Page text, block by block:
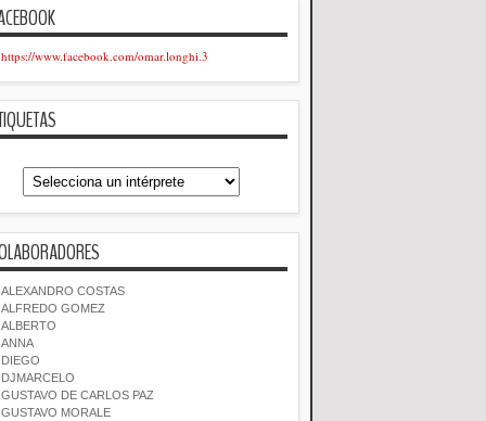
https://www.facebook.com/omar.longhi.3
ALEXANDRO COSTAS
ALFREDO GOMEZ
ALBERTO
ANNA
DIEGO
DJMARCELO
GUSTAVO DE CARLOS PAZ
GUSTAVO MORALE